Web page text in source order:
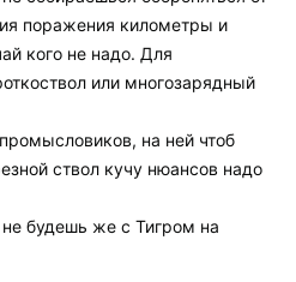
поражения километры и
кого не надо. Для
или многозарядный
на ней чтоб
ствол кучу нюансов надо
будешь же с Тигром на